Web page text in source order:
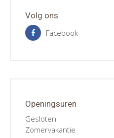
Volg ons
Facebook
Openingsuren
Gesloten
Zomervakantie